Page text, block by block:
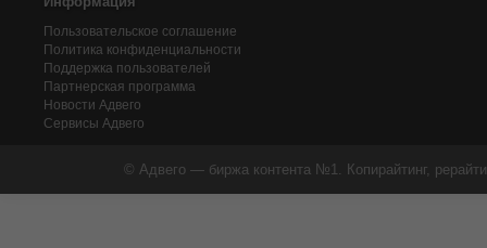
Пользовательское соглашение
Политика конфиденциальности
Поддержка пользователей
Партнерская программа
Новости Адвего
Сервисы Адвего
© Адвего — биржа контента №1. Копирайтинг,